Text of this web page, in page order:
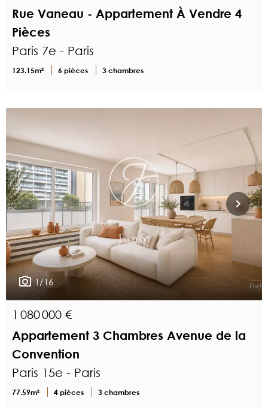
Rue Vaneau - Appartement À Vendre 4
Pièces
Paris 7e - Paris
123.15m² 6 pièces 3 chambres
1/16
1 080 000 €
Appartement 3 Chambres Avenue de la
Convention
Paris 15e - Paris
77.59m² 4 pièces 3 chambres